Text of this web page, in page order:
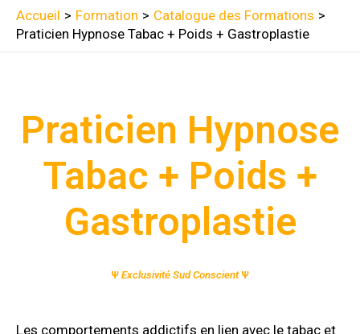
Accueil Formation
Catalogue des Formations
Praticien Hypnose Tabac + Poids + Gastroplastie
Praticien Hypnose
Tabac + Poids +
Gastroplastie
Ψ Exclusivité Sud Conscient Ψ
Les comportements addictifs en lien avec le tabac et